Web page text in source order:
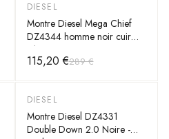
-60%
DIESEL
Montre Diesel Mega Chief
DZ4344 homme noir cuir
51mm
115,20 €289 €
-60%
DIESEL
Montre Diesel DZ4331
Double Down 2.0 Noire -